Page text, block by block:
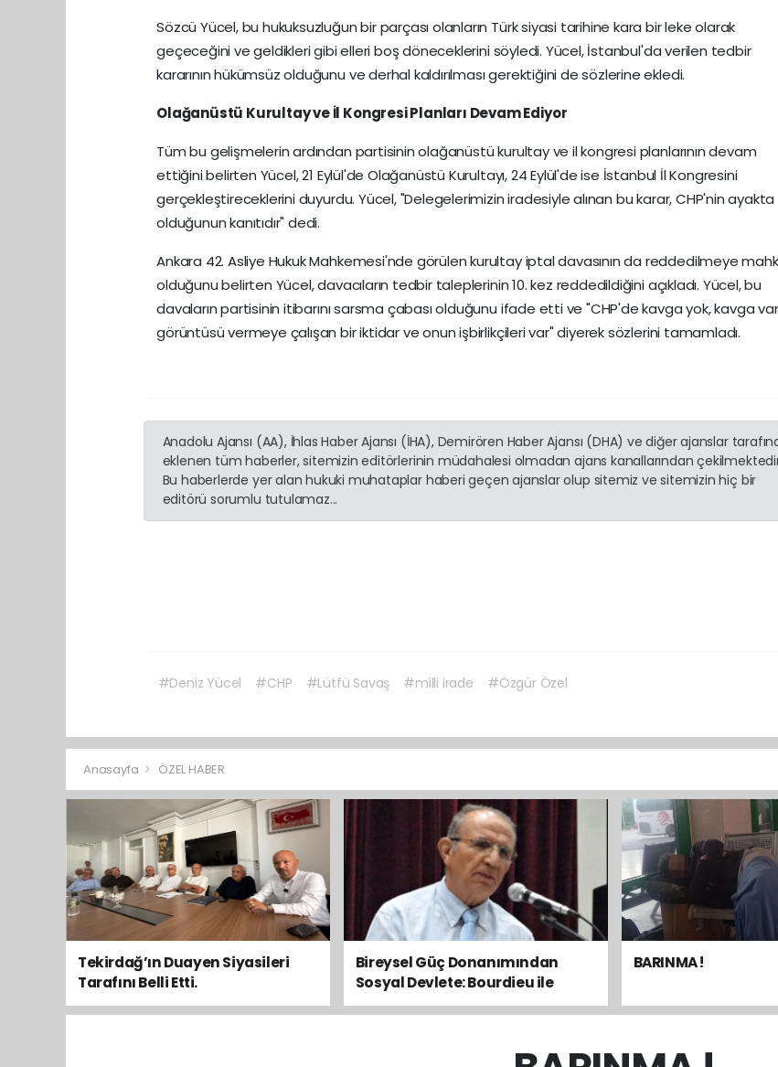
Sözcü Yücel, bu hukuksuzluğun bir parçası olanların Türk siyasi tarihine kara bir leke olarak
geçeceğini ve geldikleri gibi elleri boş döneceklerini söyledi. Yücel, İstanbul'da verilen tedbir
kararının hükümsüz olduğunu ve derhal kaldırılması gerektiğini de sözlerine ekledi.
Olağanüstü Kurultay ve İl Kongresi Planları Devam Ediyor
Tüm bu gelişmelerin ardından partisinin olağanüstü kurultay ve il kongresi planlarının devam
ettiğini belirten Yücel, 21 Eylül'de Olağanüstü Kurultayı, 24 Eylül'de ise İstanbul İl Kongresini
gerçekleştireceklerini duyurdu. Yücel, "Delegelerimizin iradesiyle alınan bu karar, CHP'nin ayakta
olduğunun kanıtıdır" dedi.
Ankara 42. Asliye Hukuk Mahkemesi'nde görülen kurultay iptal davasının da reddedilmeye
olduğunu belirten Yücel, davacıların tedbir taleplerinin 10. kez reddedildiğini açıkladı. Yücel, bu
davaların partisinin itibarını sarsma çabası olduğunu ifade etti ve "CHP'de kavga yok, kavga var
görüntüsü vermeye çalışan bir iktidar ve onun işbirlikçileri var" diyerek sözlerini tamamladı.
Anadolu Ajansı (AA), İhlas Haber Ajansı (İHA), Demirören Haber Ajansı (DHA) ve diğer ajanslar
eklenen tüm haberler, sitemizin editörlerinin müdahalesi olmadan ajans kanallarından
Bu haberlerde yer alan hukuki muhataplar haberi geçen ajanslar olup sitemiz ve sitemizin hiç bir
editörü sorumlu tutulamaz...
#Deniz Yücel #CHP #Lütfü Savaş #milli irade #Özgür Özel
Anasayfa ÖZEL HABER
Tekirdağ’ın Duayen Siyasileri
Tarafını Belli Etti.
Bireysel Güç Donanımından
Sosyal Devlete: Bourdieu ile
Toplumsal Dengeyi Okumak
BARINMA !